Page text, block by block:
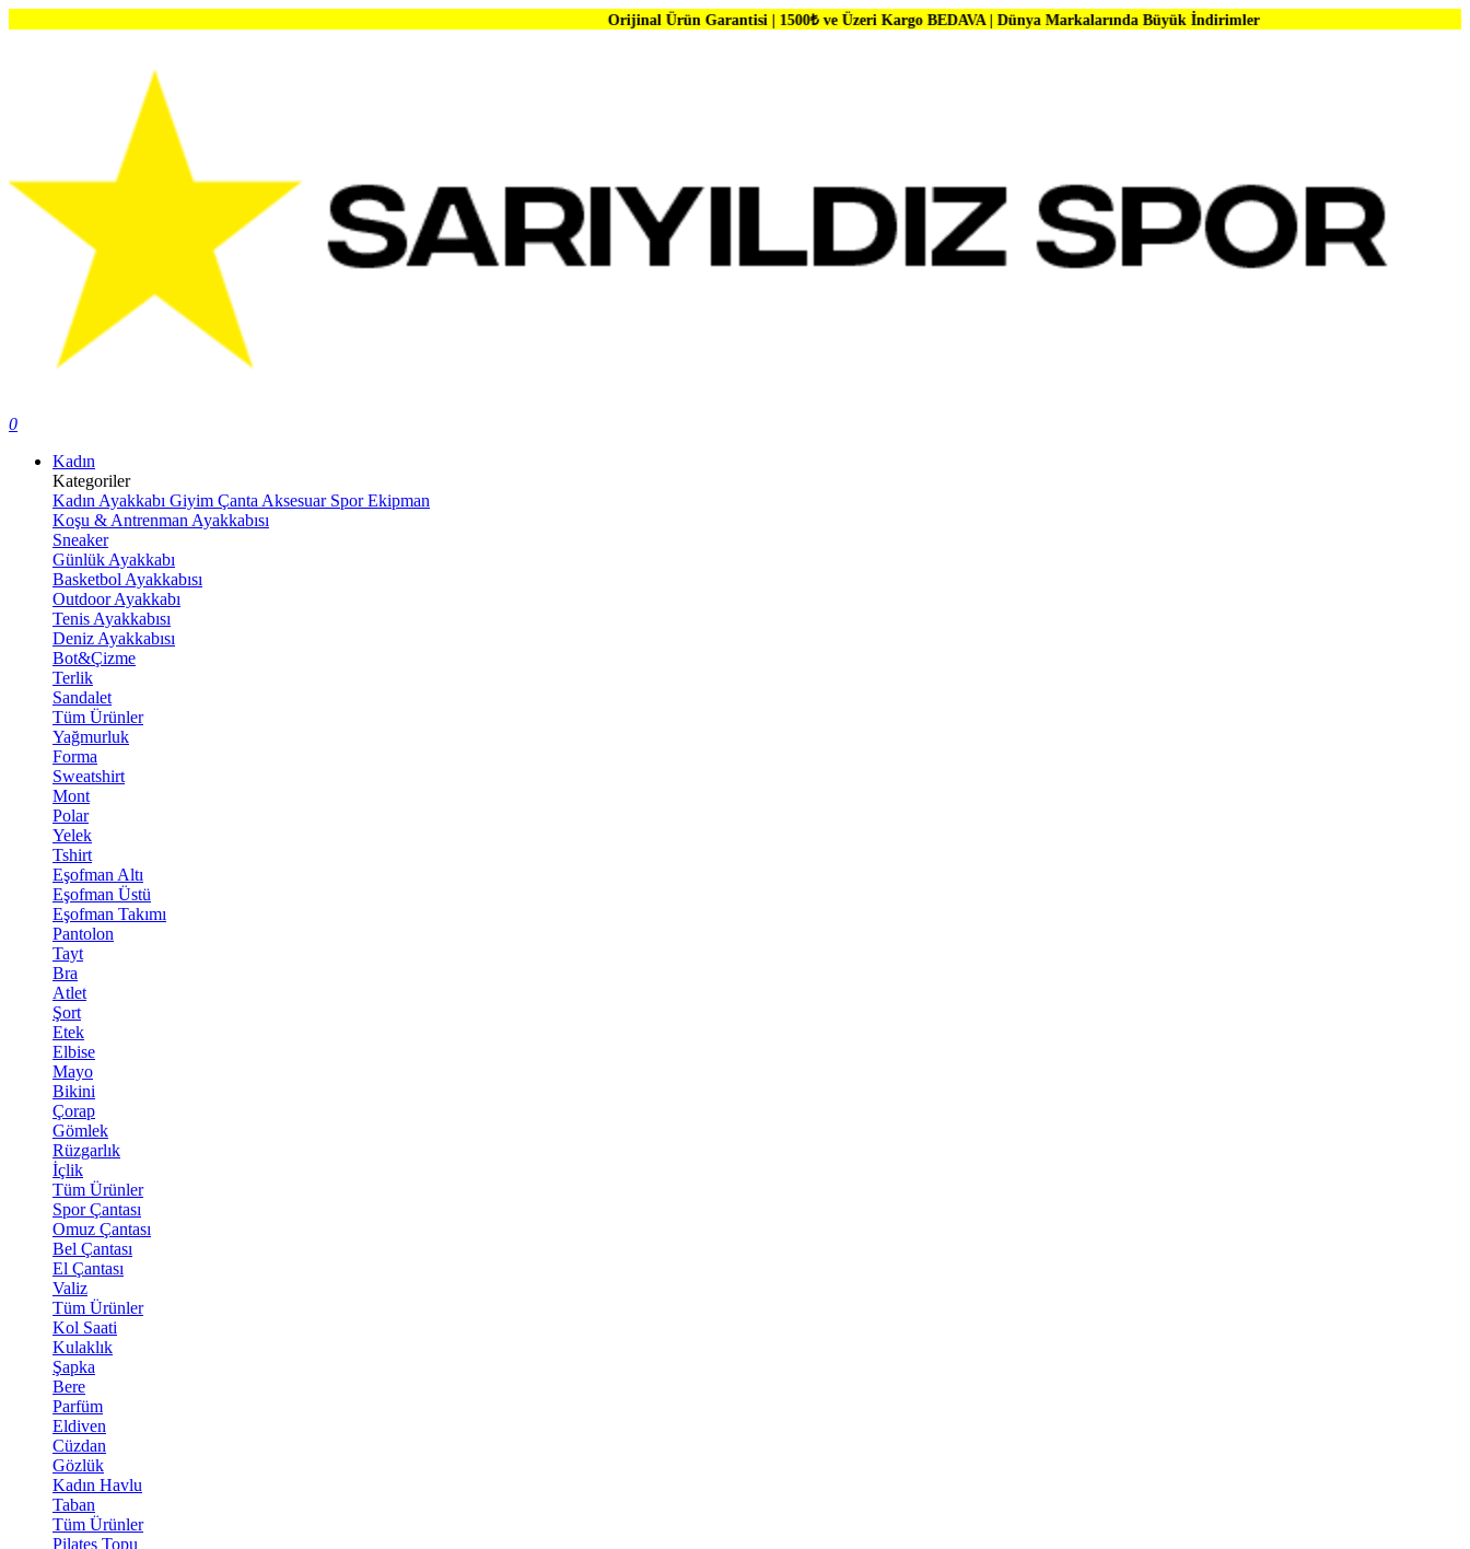
Orijinal Ürün Garantisi | 1500₺ ve Üzeri Kargo BEDAVA | Dünya Markalarında Büyük İndirimler
0
Kadın
Kategoriler
Kadın Ayakkabı Giyim Çanta Aksesuar Spor Ekipman
Koşu & Antrenman Ayakkabısı
Sneaker
Günlük Ayakkabı
Basketbol Ayakkabısı
Outdoor Ayakkabı
Tenis Ayakkabısı
Deniz Ayakkabısı
Bot&Çizme
Terlik
Sandalet
Tüm Ürünler
Yağmurluk
Forma
Sweatshirt
Mont
Polar
Yelek
Tshirt
Eşofman Altı
Eşofman Üstü
Eşofman Takımı
Pantolon
Tayt
Bra
Atlet
Şort
Etek
Elbise
Mayo
Bikini
Çorap
Gömlek
Rüzgarlık
İçlik
Tüm Ürünler
Spor Çantası
Omuz Çantası
Bel Çantası
El Çantası
Valiz
Tüm Ürünler
Kol Saati
Kulaklık
Şapka
Bere
Parfüm
Eldiven
Cüzdan
Gözlük
Kadın Havlu
Taban
Tüm Ürünler
Pilates Topu